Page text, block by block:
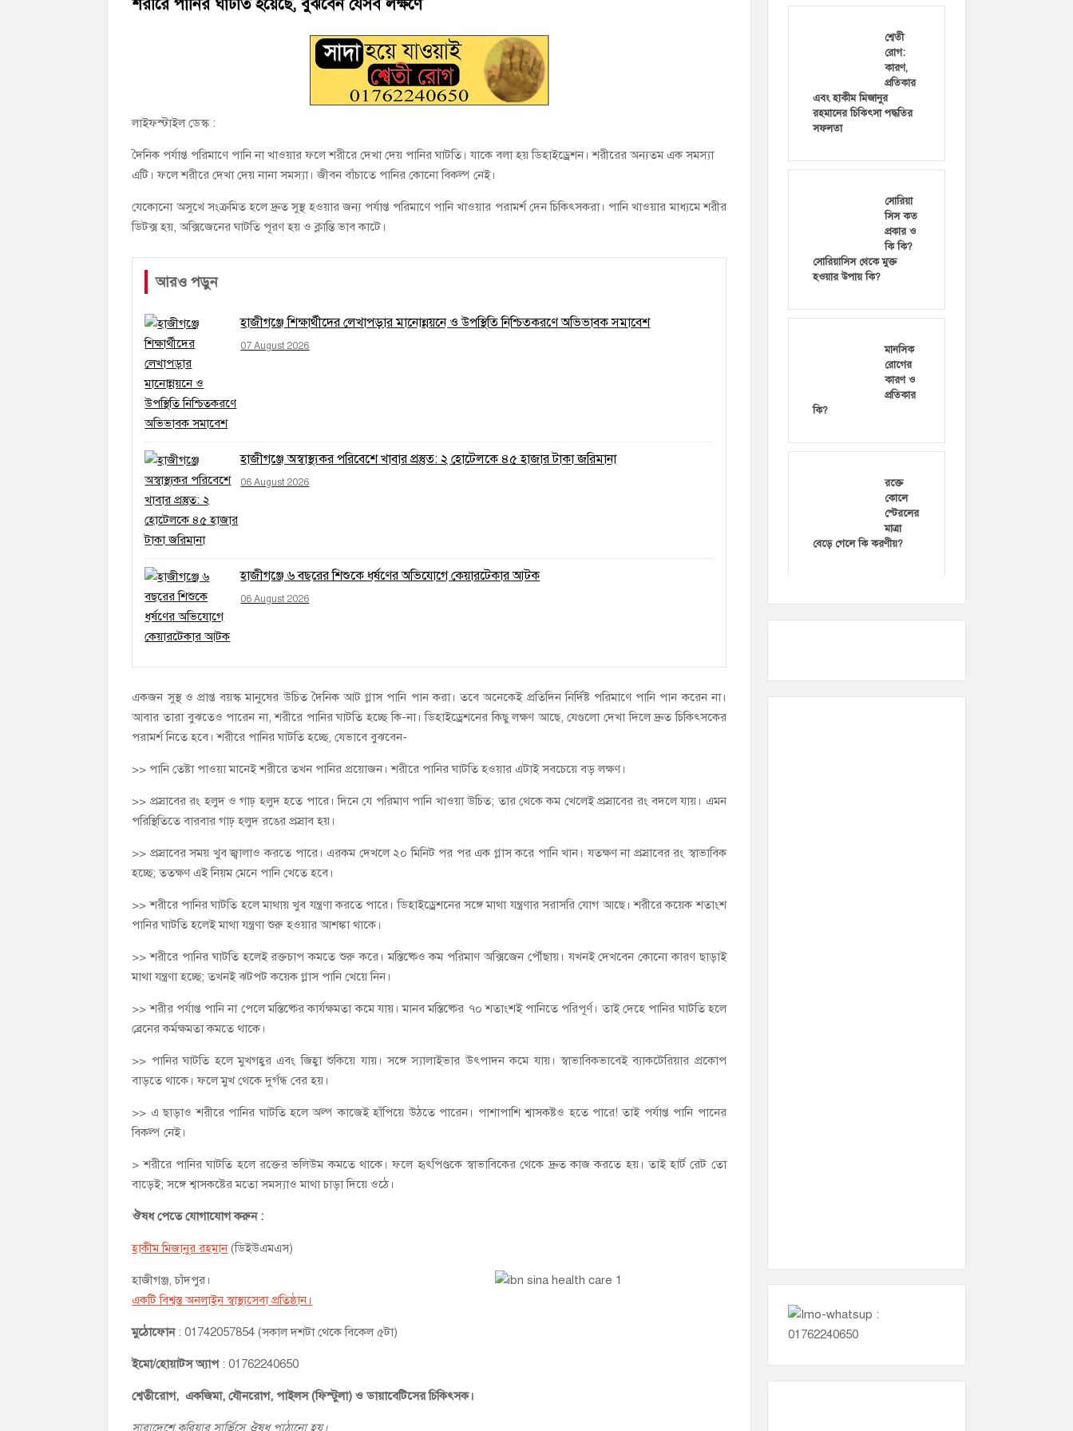
হাজীগঞ্জ ডিগ্রি কলেজ গভীর শ্রদ্ধার সঙ্গে জুলাই গণঅভ্যুত্থানের সকল শহীদকে স্মরণ
শরীরে পানির ঘাটতি হয়েছে, বুঝবেন যেসব লক্ষণে
লাইফস্টাইল ডেস্ক :
দৈনিক পর্যাপ্ত পরিমাণে পানি না খাওয়ার ফলে শরীরে দেখা দেয় পানির ঘাটতি। যাকে বলা হয় ডিহাইড্রেশন। শরীরের অন্যতম এক সমস্যা
এটি। ফলে শরীরে দেখা দেয় নানা সমস্যা। জীবন বাঁচাতে পানির কোনো বিকল্প নেই।
যেকোনো অসুখে সংক্রমিত হলে দ্রুত সুস্থ হওয়ার জন্য পর্যাপ্ত পরিমাণে পানি খাওয়ার পরামর্শ দেন চিকিৎসকরা। পানি খাওয়ার মাধ্যমে শরীর
ডিটক্স হয়, অক্সিজেনের ঘাটতি পূরণ হয় ও ক্লান্তি ভাব কাটে।
আরও পড়ুন
হাজীগঞ্জে শিক্ষার্থীদের লেখাপড়ার মানোন্নয়নে ও উপস্থিতি নিশ্চিতকরণে অভিভাবক সমাবেশ
07 August 2026
হাজীগঞ্জে অস্বাস্থ্যকর পরিবেশে খাবার প্রস্তুত: ২ হোটেলকে ৪৫ হাজার টাকা জরিমানা
06 August 2026
হাজীগঞ্জে ৬ বছরের শিশুকে ধর্ষণের অভিযোগে কেয়ারটেকার আটক
06 August 2026
একজন সুস্থ ও প্রাপ্ত বয়স্ক মানুষের উচিত দৈনিক আট গ্লাস পানি পান করা। তবে অনেকেই প্রতিদিন নির্দিষ্ট পরিমাণে পানি পান করেন না।
আবার তারা বুঝতেও পারেন না, শরীরে পানির ঘাটতি হচ্ছে কি-না। ডিহাইড্রেশনের কিছু লক্ষণ আছে, যেগুলো দেখা দিলে দ্রুত চিকিৎসকের
পরামর্শ নিতে হবে। শরীরে পানির ঘাটতি হচ্ছে, যেভাবে বুঝবেন-
>> পানি তেষ্টা পাওয়া মানেই শরীরে তখন পানির প্রয়োজন। শরীরে পানির ঘাটতি হওয়ার এটাই সবচেয়ে বড় লক্ষণ।
>> প্রস্রাবের রং হলুদ ও গাঢ় হলুদ হতে পারে। দিনে যে পরিমাণ পানি খাওয়া উচিত; তার থেকে কম খেলেই প্রস্রাবের রং বদলে যায়। এমন
পরিস্থিতিতে বারবার গাঢ় হলুদ রঙের প্রস্রাব হয়।
>> প্রস্রাবের সময় খুব জ্বালাও করতে পারে। এরকম দেখলে ২০ মিনিট পর পর এক গ্লাস করে পানি খান। যতক্ষণ না প্রস্রাবের রং স্বাভাবিক
হচ্ছে; ততক্ষণ এই নিয়ম মেনে পানি খেতে হবে।
>> শরীরে পানির ঘাটতি হলে মাথায় খুব যন্ত্রণা করতে পারে। ডিহাইড্রেশনের সঙ্গে মাথা যন্ত্রণার সরাসরি যোগ আছে। শরীরে কয়েক শতাংশ
পানির ঘাটতি হলেই মাথা যন্ত্রণা শুরু হওয়ার আশঙ্কা থাকে।
>> শরীরে পানির ঘাটতি হলেই রক্তচাপ কমতে শুরু করে। মস্তিষ্কেও কম পরিমাণ অক্সিজেন পৌঁছায়। যখনই দেখবেন কোনো কারণ ছাড়াই
মাথা যন্ত্রণা হচ্ছে; তখনই ঝটপট কয়েক গ্লাস পানি খেয়ে নিন।
>> শরীর পর্যাপ্ত পানি না পেলে মস্তিষ্কের কার্যক্ষমতা কমে যায়। মানব মস্তিষ্কের ৭০ শতাংশই পানিতে পরিপূর্ণ। তাই দেহে পানির ঘাটতি হলে
ব্রেনের কর্মক্ষমতা কমতে থাকে।
>> পানির ঘাটতি হলে মুখগহ্বর এবং জিহ্বা শুকিয়ে যায়। সঙ্গে স্যালাইভার উৎপাদন কমে যায়। স্বাভাবিকভাবেই ব্যাকটেরিয়ার প্রকোপ
বাড়তে থাকে। ফলে মুখ থেকে দুর্গন্ধ বের হয়।
>> এ ছাড়াও শরীরে পানির ঘাটতি হলে অল্প কাজেই হাঁপিয়ে উঠতে পারেন। পাশাপাশি শ্বাসকষ্টও হতে পারে! তাই পর্যাপ্ত পানি পানের
বিকল্প নেই।
> শরীরে পানির ঘাটতি হলে রক্তের ভলিউম কমতে থাকে। ফলে হৃৎপিণ্ডকে স্বাভাবিকের থেকে দ্রুত কাজ করতে হয়। তাই হার্ট রেট তো
বাড়েই; সঙ্গে শ্বাসকষ্টের মতো সমস্যাও মাথা চাড়া দিয়ে ওঠে।
ঔষধ পেতে যোগাযোগ করুন :
হাকীম মিজানুর রহমান(ডিইউএমএস)
হাজীগঞ্জ, চাঁদপুর।
একটি বিশ্বস্ত অনলাইন স্বাস্থ্যসেবা প্রতিষ্ঠান।
মুঠোফোন: 01742057854 (সকাল দশটা থেকে বিকেল ৫টা)
ইমো/হোয়াটস অ্যাপ: 01762240650
শ্বেতীরোগ, একজিমা, যৌনরোগ, পাইলস (ফিস্টুলা) ও ডায়াবেটিসের চিকিৎসক।
সারাদেশে কুরিয়ার সার্ভিসে ঔষধ পাঠানো হয়।
শ্বেতী
রোগ:
কারণ,
প্রতিকার
এবং হাকীম মিজানুর
রহমানের চিকিৎসা পদ্ধতির
সফলতা
সোরিয়া
সিস কত
প্রকার ও
কি কি?
সোরিয়াসিস থেকে মুক্ত
হওয়ার উপায় কি?
মানসিক
রোগের
কারণ ও
প্রতিকার
কি?
রক্তে
কোলে
স্টেরলের
মাত্রা
বেড়ে গেলে কি করণীয়?